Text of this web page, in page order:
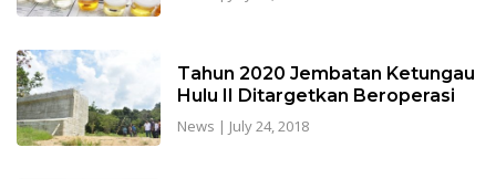
Tahun 2020 Jembatan Ketungau
Hulu II Ditargetkan Beroperasi
News | July 24, 2018